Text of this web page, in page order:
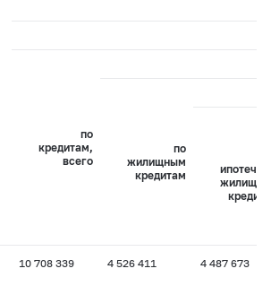
по
кредитам,
всего
по
жилищным
кредитам
10 708 339 4 526 411 4 487 673